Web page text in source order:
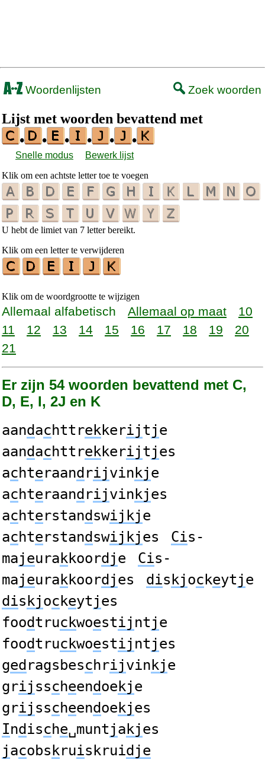
Woordenlijsten Zoek woorden
Lijst met woorden bevattend met
•
• • • • •
Snelle modus
Bewerk lijst
Klik om een achtste letter toe te voegen
U hebt de limiet van 7 letter bereikt.
Klik om een letter te verwijderen
Klik om de woordgrootte te wijzigen
Allemaal alfabetisch Allemaal op maat
10
11
12 13 14 15 16 17 18 19
20
21
Er zijn 54 woorden bevattend met C,
D, E, I, 2J en K
aandachttrekkerijtje
aandachttrekkerijtjes
achteraand rijvin kje
achteraand rijvin kjes
achterstand swijkje
achterstand swijkjes Cis-
majeura kkoordje Cis-
majeura kkoordjes dis kjoc keytje
dis kjoc keytjes
foodtruckwoestij ntje
foodtruckwoestij ntjes
ged ragsbeschrijvin kje
grij sscheendoe kje
grij sscheendoe kjes
Ind ische␣muntja kjes
jacobs kruiskruidje